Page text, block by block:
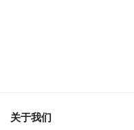
关于我们